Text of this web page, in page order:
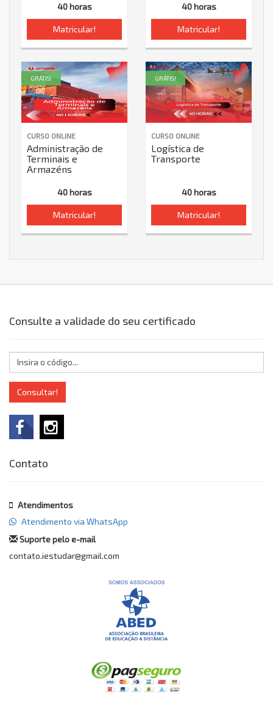
40 horas
Matricular!
40 horas
Matricular!
CURSO ONLINE
Administração de
Terminais e
Armazéns
40 horas
Matricular!
GRÁTIS!
CURSO ONLINE
Logística de
Transporte
40 horas
Matricular!
GRÁTIS!
Consulte a validade do seu certificado
Consultar!
Contato
Atendimentos
Atendimento via WhatsApp
Suporte pelo e-mail
contato.iestudar@gmail.com